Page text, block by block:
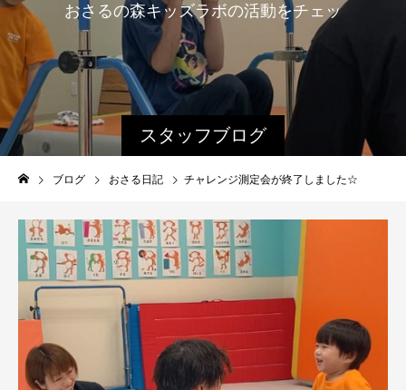
スタッフブログ
さる の森キッ ズ ラボ の活動をチェ ッ ク！
ブログ おさる日記 チャレンジ測定会が終了しました☆